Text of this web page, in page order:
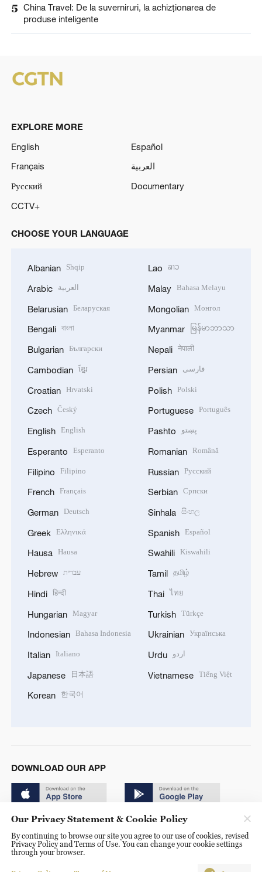
5 China Travel: De la suverniruri, la achizționarea de
produse inteligente
EXPLORE MORE
English
Español
Français
العربية
Русский
Documentary
CCTV+
CHOOSE YOUR LANGUAGE
Albanian Shqip
Arabic العربية
Belarusian Беларуская
Bengali বাংলা
Bulgarian Български
Cambodian ខ្មែរ
Croatian Hrvatski
Czech Český
English English
Esperanto Esperanto
Filipino Filipino
French Français
German Deutsch
Greek Ελληνικά
Hausa Hausa
Hebrew עברית
Hindi हिन्दी
Hungarian Magyar
Indonesian Bahasa Indonesia
Italian Italiano
Japanese 日本語
Korean 한국어
Lao ລາວ
Malay Bahasa Melayu
Mongolian Монгол
Myanmar မြန်မာဘာသာ
Nepali नेपाली
Persian فارسی
Polish Polski
Portuguese Português
Pashto پښتو
Romanian Română
Russian Русский
Serbian Српски
Sinhala සිංහල
Spanish Español
Swahili Kiswahili
Tamil தமிழ்
Thai ไทย
Turkish Türkçe
Ukrainian Українська
Urdu اردو
Vietnamese Tiếng Việt
DOWNLOAD OUR APP
© China Radio International.CRI. All Rights Reserved. 16A
Shijingshan Road, Beijing, China. 100040
Our Privacy Statement & Cookie Policy
By continuing to browse our site you agree to our use of cookies, revised
Privacy Policy and Terms of Use. You can change your cookie settings
through your browser.